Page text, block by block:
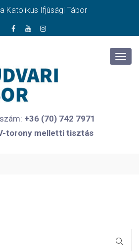
Katolikus Ifjúsági Tábor
+36 (70) 742 7971
torony melletti tisztás